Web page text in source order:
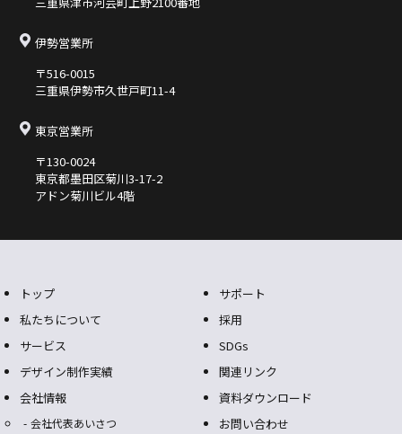
伊勢営業所
〒516-0015
三重県伊勢市久世⼾町11-4
東京営業所
〒130-0024
東京都墨⽥区菊川3-17-2
アドン菊川ビル4階
トップ
私たちについて
サービス
デザイン制作実績
会社情報
会社代表あいさつ
サポート
採用
SDGs
関連リンク
資料ダウンロード
お問い合わせ